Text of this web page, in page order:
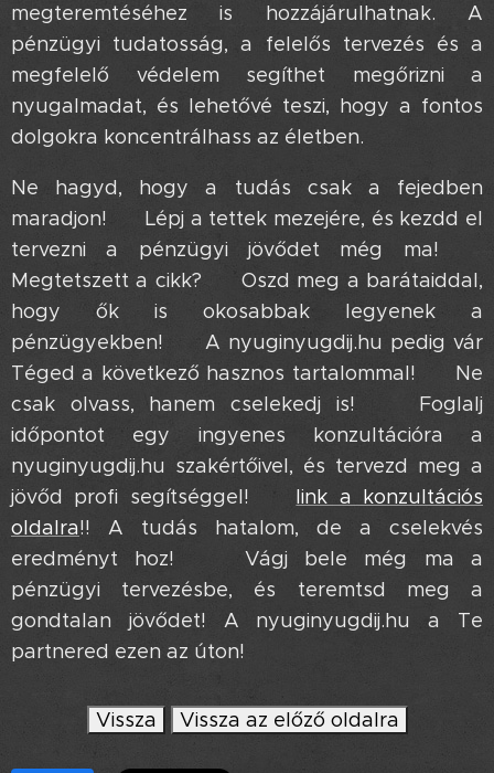
megteremtéséhez is hozzájárulhatnak. A
pénzügyi tudatosság, a felelős tervezés és a
megfelelő védelem segíthet megőrizni a
nyugalmadat, és lehetővé teszi, hogy a fontos
dolgokra koncentrálhass az életben.
Ne hagyd, hogy a tudás csak a fejedben
maradjon! 🤔 Lépj a tettek mezejére, és kezdd el
tervezni a pénzügyi jövődet még ma! 💪
Megtetszett a cikk? 😉 Oszd meg a barátaiddal,
hogy ők is okosabbak legyenek a
pénzügyekben! 🤝 A nyuginyugdij.hu pedig vár
Téged a következő hasznos tartalommal! ✨ Ne
csak olvass, hanem cselekedj is! 💪 Foglalj
időpontot egy ingyenes konzultációra a
nyuginyugdij.hu szakértőivel, és tervezd meg a
jövőd profi segítséggel! ➡️ link a konzultációs
oldalra!! A tudás hatalom, de a cselekvés
eredményt hoz! 💥 Vágj bele még ma a
pénzügyi tervezésbe, és teremtsd meg a
gondtalan jövődet! A nyuginyugdij.hu a Te
partnered ezen az úton! ❤️
Vissza Vissza az előző oldalra